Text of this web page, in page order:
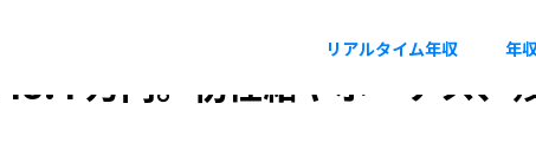
リアルタイム年収 年
万円。初任給やボーナス、